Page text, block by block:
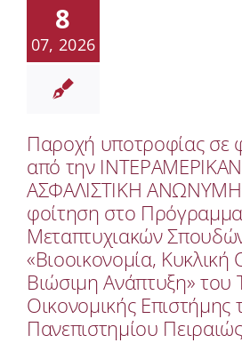
8
07, 2026
Παροχή υποτροφίας σε
από την
ΑΣΦΑΛΙΣΤΙΚΗ ΑΝΩΝΥΜΗ
φοίτηση στο Πρόγραμμα
Μεταπτυχιακών
«Βιοοικονομία, Κυκλική
Βιώσιμη Ανάπτυξη» του
Οικονομικής Επιστήμης
Πανεπιστημίου Πειραιώς